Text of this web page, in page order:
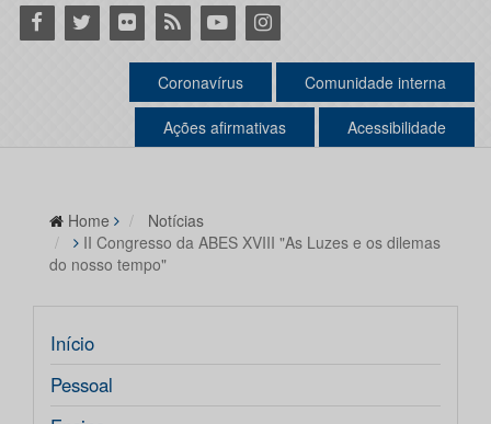
Facebook
Twitter Flickr RSS YoutubeInstagram
Coronavírus Comunidade interna
Ações afirmativas Acessibilidade
Home
Notícias
II Congresso da ABES XVIII "As Luzes e os dilemas
do nosso tempo"
Início
Pessoal